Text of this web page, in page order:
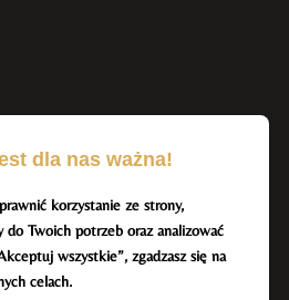
551
dla nas ważna!
korzystanie ze strony,
Twoich potrzeb oraz analizować
wszystkie”, zgadzasz się na
celach.